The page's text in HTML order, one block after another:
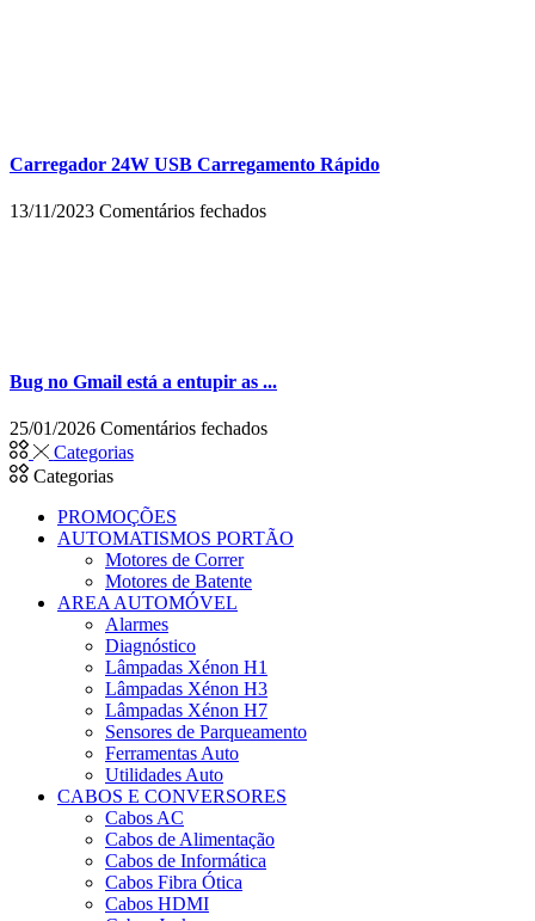
FILHOS
VÍTIMAS
Carregador 24W USB Carregamento Rápido
13/11/2023 Comentários fechadosem
Bug no Gmail está a entupir as ...
25/01/2026 Comentários fechadosem
a
de
spam
Categorias
Categorias
PROMOÇÕES
AUTOMATISMOS PORTÃO
Motores de Correr
Motores de Batente
AREA AUTOMÓVEL
Alarmes
Diagnóstico
Lâmpadas Xénon H1
Lâmpadas Xénon H3
Lâmpadas Xénon H7
Sensores de Parqueamento
Ferramentas Auto
Utilidades Auto
CABOS E CONVERSORES
Cabos AC
Cabos de Alimentação
Cabos de Informática
Cabos Fibra Ótica
Cabos HDMI